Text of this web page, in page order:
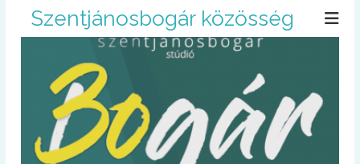
Szentjánosbogár közösség